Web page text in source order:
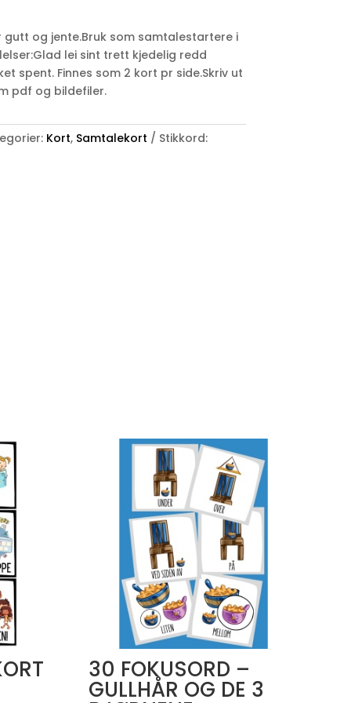
gutt og jente.Bruk som samtalestartere i
lei sint trett kjedelig redd
spent. Finnes som 2 kort pr side.Skriv ut
pdf og bildefiler.
Kort, Samtalekort
Stikkord:
30 FOKUSORD –
GULLHÅR OG DE 3